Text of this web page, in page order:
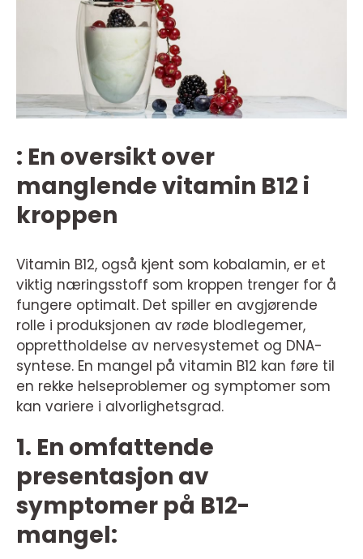
: En oversikt over
manglende vitamin B12 i
kroppen
Vitamin B12, også kjent som kobalamin, er et
viktig næringsstoff som kroppen trenger for å
fungere optimalt. Det spiller en avgjørende
rolle i produksjonen av røde blodlegemer,
opprettholdelse av nervesystemet og DNA-
syntese. En mangel på vitamin B12 kan føre til
en rekke helseproblemer og symptomer som
kan variere i alvorlighetsgrad.
1. En omfattende
presentasjon av
symptomer på B12-
mangel: